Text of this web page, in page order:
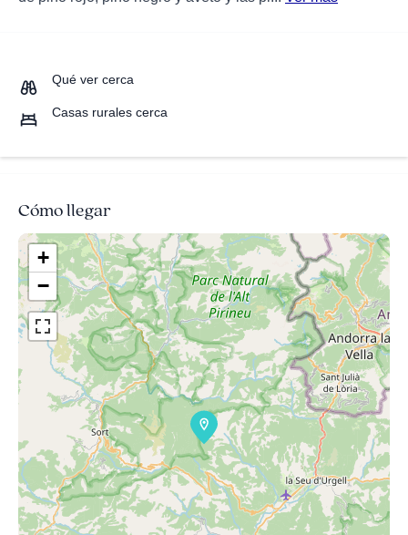
Qué ver cerca
Casas rurales cerca
Cómo llegar
+
−